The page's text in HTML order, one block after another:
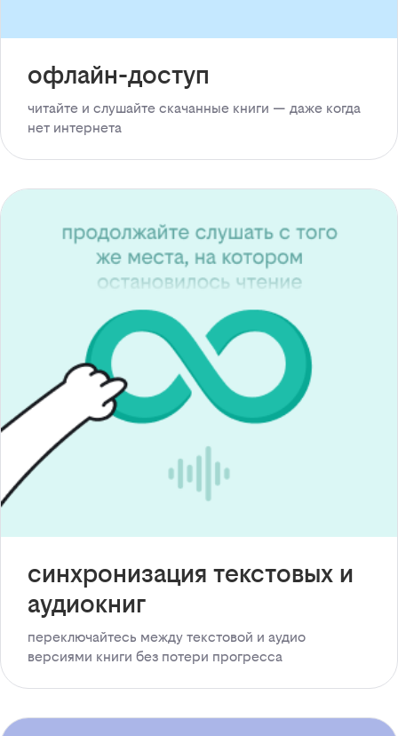
офлайн-доступ
читайте и слушайте скачанные книги — даже когда
нет интернета
синхронизация текстовых и
аудиокниг
переключайтесь между текстовой и аудио
версиями книги без потери прогресса